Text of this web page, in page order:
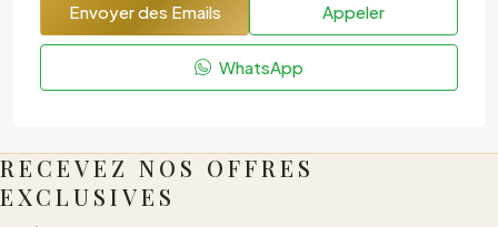
Envoyer des Emails Appeler
WhatsApp
RECEVEZ NOS OFFRES
EXCLUSIVES